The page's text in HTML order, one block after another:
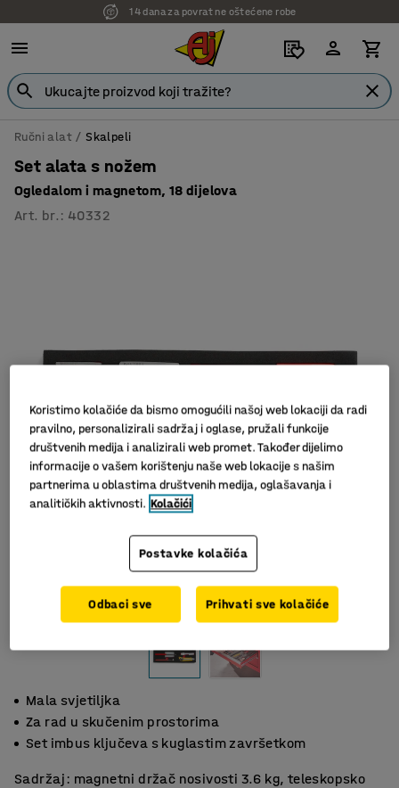
7 godina garancije
Ručni alat Skalpeli
Set alata s nožem
Ogledalom i magnetom, 18 dijelova
Art. br. : 40332
Slični proizvodi
Mala svjetiljka
Za rad u skučenim prostorima
Set imbus ključeva s kuglastim završetkom
Sadržaj: magnetni držač nosivosti 3.6 kg, teleskopsko
Koristimo kolačiće da bismo omogućili našoj web lokaciji da radi
pravilno, personalizirali sadržaj i oglase, pružali funkcije
društvenih medija i analizirali web promet. Također dijelimo
informacije o vašem korištenju naše web lokacije s našim
partnerima u oblastima društvenih medija, oglašavanja i
analitičkih aktivnosti. Kolačići
Postavke kolačića
Odbaci sve Prihvati sve kolačiće